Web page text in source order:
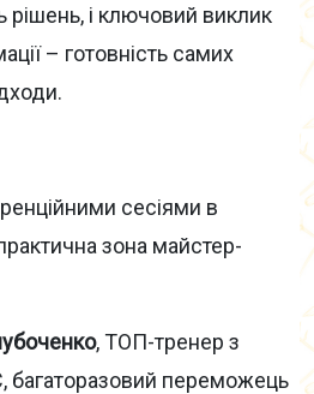
рішень, і ключовий виклик
– готовність самих
сесіями в
зона майстер-
, ТОП-тренер з
багаторазовий переможець